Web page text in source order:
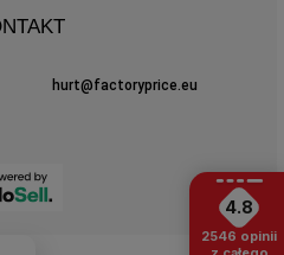
hurt@factoryprice.eu
4.8
2546 opinii